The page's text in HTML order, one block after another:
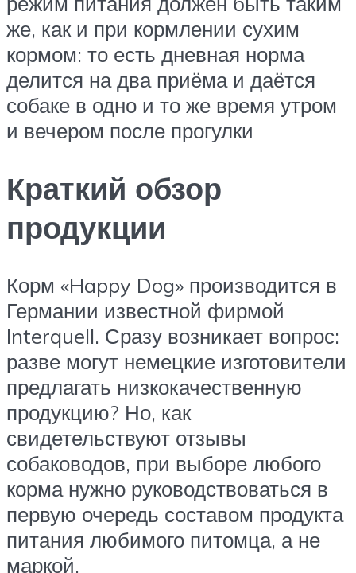
же, как и при кормлении сухим
кормом: то есть дневная норма
делится на два приёма и даётся
собаке в одно и то же время утром
и вечером после прогулки
Краткий обзор
продукции
Корм «Happy Dog» производится в
Германии известной фирмой
Interquell. Сразу возникает вопрос:
разве могут немецкие изготовители
предлагать низкокачественную
продукцию? Но, как
свидетельствуют отзывы
собаководов, при выборе любого
корма нужно руководствоваться в
первую очередь составом продукта
питания любимого питомца, а не
маркой.